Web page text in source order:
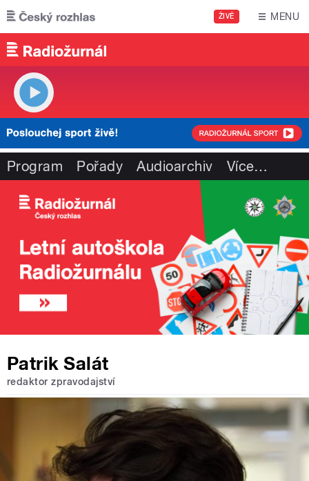
Přejít k hlavnímu obsahu
ŽIVĚ MENU
Program Pořady Audioarchiv Více…
Patrik Salát
redaktor zpravodajství